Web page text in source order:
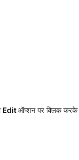
Editऑप्शन पर क्लिक करके